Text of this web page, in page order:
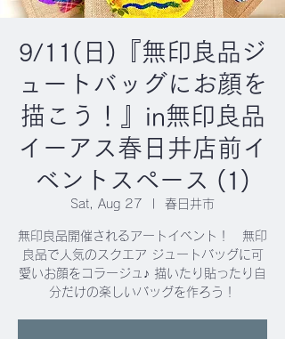
9/11(日)『無印良品ジ
ュートバッグにお顔を
描こう！』in無印良品
イーアス春日井店前イ
ベントスペース (1)
Sat, Aug 27 春日井市
無印良品開催されるアートイベント！ 無印
良品で人気のスクエア ジュートバッグに可
愛いお顔をコラージュ♪ 描いたり貼ったり自
分だけの楽しいバッグを作ろう！